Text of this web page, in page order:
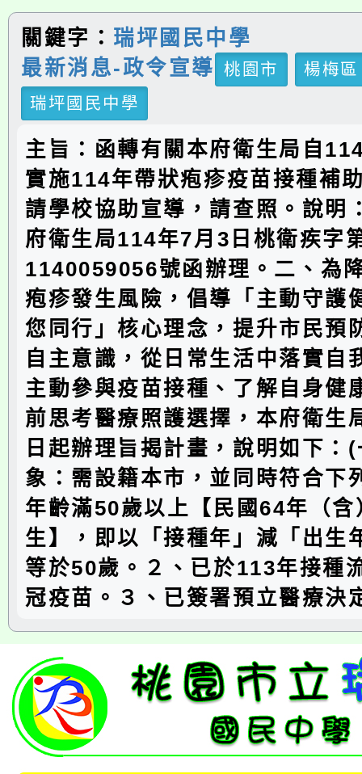
關鍵字： 瑞坪國民中學
最新消息-政令宣導
桃園市
楊梅區
瑞坪國民中學
主旨：函轉有關本府衛生局自
實施114年帶狀疱疹疫苗接種補
請學校協助宣導，請查照。說明
府衛生局114年7月3日桃衛疾字
1140059056號函辦理。二、為
疱疹發生風險，倡導「主動守護
您同行」核心理念，提升市民預
自主意識，從日常生活中落實自
主動參與疫苗接種、了解自身健
前思考醫療照護選擇，本府衛生
日起辦理旨揭計畫，說明如下：
象：需設籍本市，並同時符合下
年齡滿50歲以上【民國64年（含
生】，即以「接種年」減「出生
等於50歲。２、已於113年接種
冠疫苗。３、已簽署預立醫療決